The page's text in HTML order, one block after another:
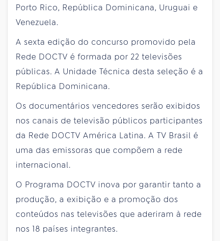
Porto Rico, República Dominicana, Uruguai e
Venezuela.
A sexta edição do concurso promovido pela
Rede DOCTV é formada por 22 televisões
públicas. A Unidade Técnica desta seleção é a
República Dominicana.
Os documentários vencedores serão exibidos
nos canais de televisão públicos participantes
da Rede DOCTV América Latina. A TV Brasil é
uma das emissoras que compõem a rede
internacional.
O Programa DOCTV inova por garantir tanto a
produção, a exibição e a promoção dos
conteúdos nas televisões que aderiram à rede
nos 18 países integrantes.